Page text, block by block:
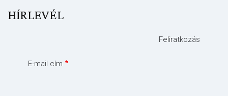
HÍRLEVÉL
Feliratkozás
E-mail cím